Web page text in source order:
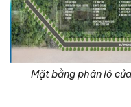
Mặt bằng phân lô